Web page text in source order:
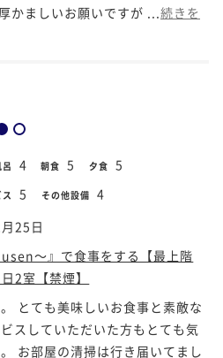
かましいお願いですが ... 続きを
呂 4 朝食 5 夕食 5
5 その他設備 4
25日
～』で食事をする【最上階
2室【禁煙】
とても美味しいお食事と素敵な
スしていただいた方もとても気
お部屋の清掃は行き届いてまし